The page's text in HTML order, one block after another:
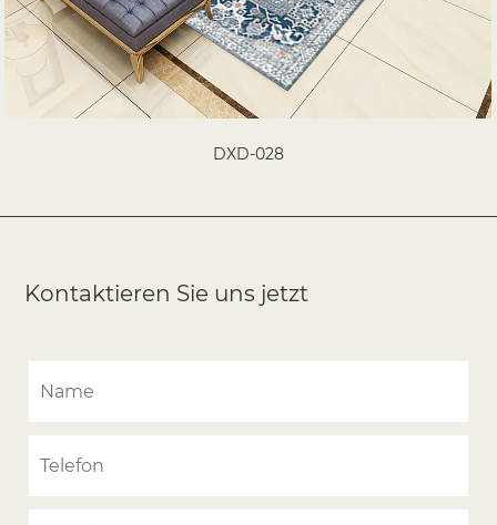
DXD-028
Kontaktieren Sie uns jetzt